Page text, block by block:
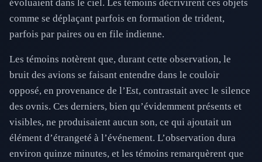
évoluaient dans le ciel. Les témoins décrivirent ces objets
comme se déplaçant parfois en formation de trident,
parfois par paires ou en file indienne.
Les témoins notèrent que, durant cette observation, le
bruit des avions se faisant entendre dans le couloir
opposé, en provenance de l’Est, contrastait avec le silence
des ovnis. Ces derniers, bien qu’évidemment présents et
visibles, ne produisaient aucun son, ce qui ajoutait un
élément d’étrangeté à l’événement. L’observation dura
environ quinze minutes, et les témoins remarquèrent que